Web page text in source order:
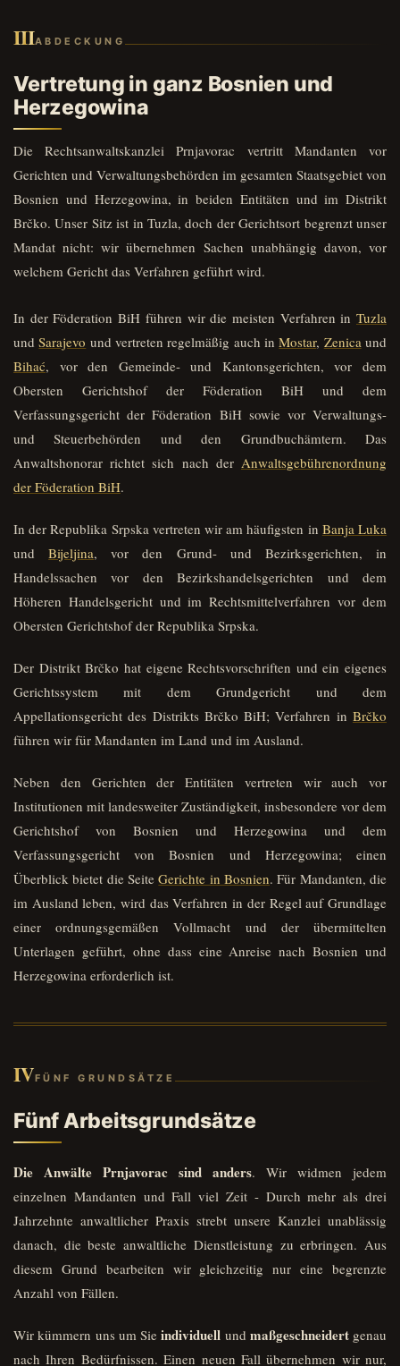
IIIABDECKUNG
Vertretung in ganz Bosnien und
Herzegowina
Die Rechtsanwaltskanzlei Prnjavorac vertritt Mandanten vor
Gerichten und Verwaltungsbehörden im gesamten Staatsgebiet von
Bosnien und Herzegowina, in beiden Entitäten und im Distrikt
Brčko. Unser Sitz ist in Tuzla, doch der Gerichtsort begrenzt unser
Mandat nicht: wir übernehmen Sachen unabhängig davon, vor
welchem Gericht das Verfahren geführt wird.
In der Föderation BiH führen wir die meisten Verfahren in Tuzla
undSarajevo und vertreten regelmäßig auch inMostar, Zenicaund
Bihać, vor den Gemeinde- und Kantonsgerichten, vor dem
Obersten Gerichtshof der Föderation BiH und dem
Verfassungsgericht der Föderation BiH sowie vor Verwaltungs-
und Steuerbehörden und den Grundbuchämtern. Das
Anwaltshonorar richtet sich nach der Anwaltsgebührenordnung
der Föderation BiH.
In der Republika Srpska vertreten wir am häufigsten in Banja Luka
undBijeljina, vor den Grund- und Bezirksgerichten, in
Handelssachen vor den Bezirkshandelsgerichten und dem
Höheren Handelsgericht und im Rechtsmittelverfahren vor dem
Obersten Gerichtshof der Republika Srpska.
Der Distrikt Brčko hat eigene Rechtsvorschriften und ein eigenes
Gerichtssystem mit dem Grundgericht und dem
Appellationsgericht des Distrikts Brčko BiH; Verfahren in Brčko
führen wir für Mandanten im Land und im Ausland.
Neben den Gerichten der Entitäten vertreten wir auch vor
Institutionen mit landesweiter Zuständigkeit, insbesondere vor dem
Gerichtshof von Bosnien und Herzegowina und dem
Verfassungsgericht von Bosnien und Herzegowina; einen
Überblick bietet die SeiteGerichte in Bosnien. Für Mandanten, die
im Ausland leben, wird das Verfahren in der Regel auf Grundlage
einer ordnungsgemäßen Vollmacht und der übermittelten
Unterlagen geführt, ohne dass eine Anreise nach Bosnien und
Herzegowina erforderlich ist.
IVFÜNF GRUNDSÄTZE
Fünf Arbeitsgrundsätze
Die Anwälte Prnjavorac sind anders. Wir widmen jedem
einzelnen Mandanten und Fall viel Zeit - Durch mehr als drei
Jahrzehnte anwaltlicher Praxis strebt unsere Kanzlei unablässig
danach, die beste anwaltliche Dienstleistung zu erbringen. Aus
diesem Grund bearbeiten wir gleichzeitig nur eine begrenzte
Anzahl von Fällen.
Wir kümmern uns um Sieindividuell und maßgeschneidertgenau
nach Ihren Bedürfnissen. Einen neuen Fall übernehmen wir nur,